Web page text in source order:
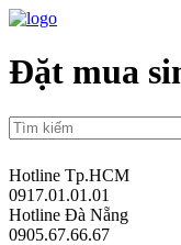
Đặt mua
Hotline Tp.HCM
0917.01.01.01
Hotline Đà Nẵng
0905.67.66.67